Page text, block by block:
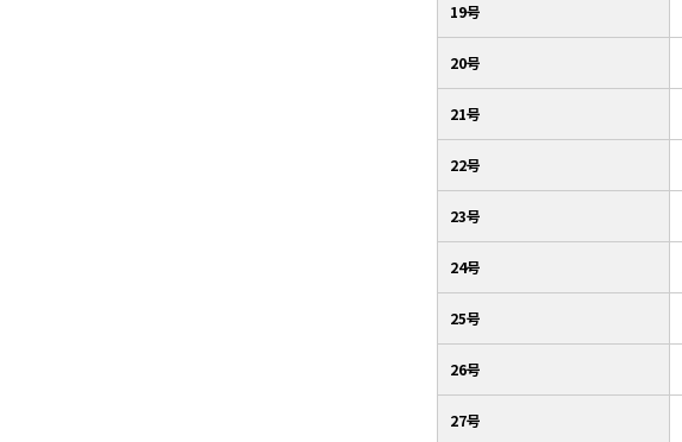
19号
20号
21号
22号
23号
24号
25号
26号
27号